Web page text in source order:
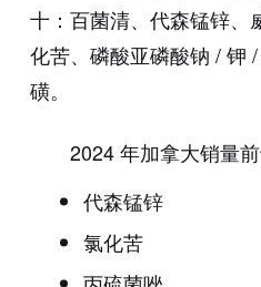
十：百菌清、代森锰锌、
化苦、磷酸亚磷酸钠 / 钾
磺。
2024 年加拿大销量
代森锰锌
氯化苦